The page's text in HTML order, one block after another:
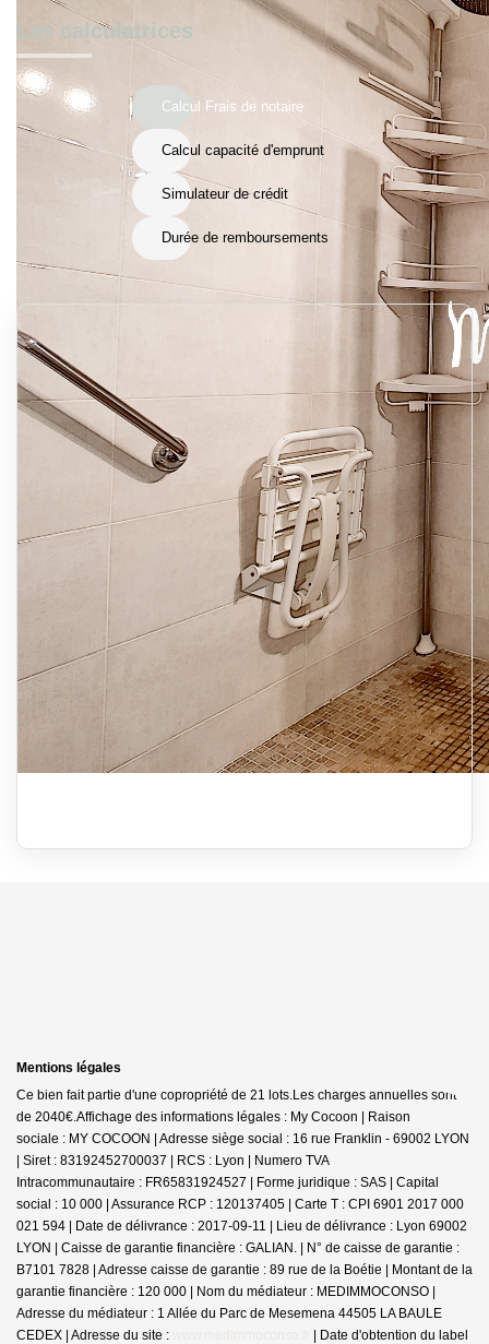
Les calculatrices
Calcul Frais de notaire
Calcul capacité d'emprunt
Simulateur de crédit
Durée de remboursements
Mentions légales
Ce bien fait partie d'une copropriété de 21 lots.Les charges annuelles sont
de 2040€. Affichage des informations légales : My Cocoon | Raison
sociale : MY COCOON | Adresse siège social : 16 rue Franklin - 69002 LYON
| Siret : 83192452700037 | RCS : Lyon | Numero TVA
Intracommunautaire : FR65831924527 | Forme juridique : SAS | Capital
social : 10 000 | Assurance RCP : 120137405 | Carte T : CPI 6901 2017 000
021 594 | Date de délivrance : 2017-09-11 | Lieu de délivrance : Lyon 69002
LYON | Caisse de garantie financière : GALIAN. | N° de caisse de garantie :
B7101 7828 | Adresse caisse de garantie : 89 rue de la Boétie | Montant de la
garantie financière : 120 000 | Nom du médiateur : MEDIMMOCONSO |
Adresse du médiateur : 1 Allée du Parc de Mesemena 44505 LA BAULE
CEDEX | Adresse du site :
| Date d'obtention du label